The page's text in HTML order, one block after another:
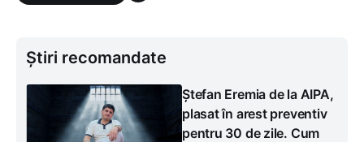
Știri recomandate
Ștefan Eremia de la AIPA,
plasat în arest preventiv
pentru 30 de zile. Cum